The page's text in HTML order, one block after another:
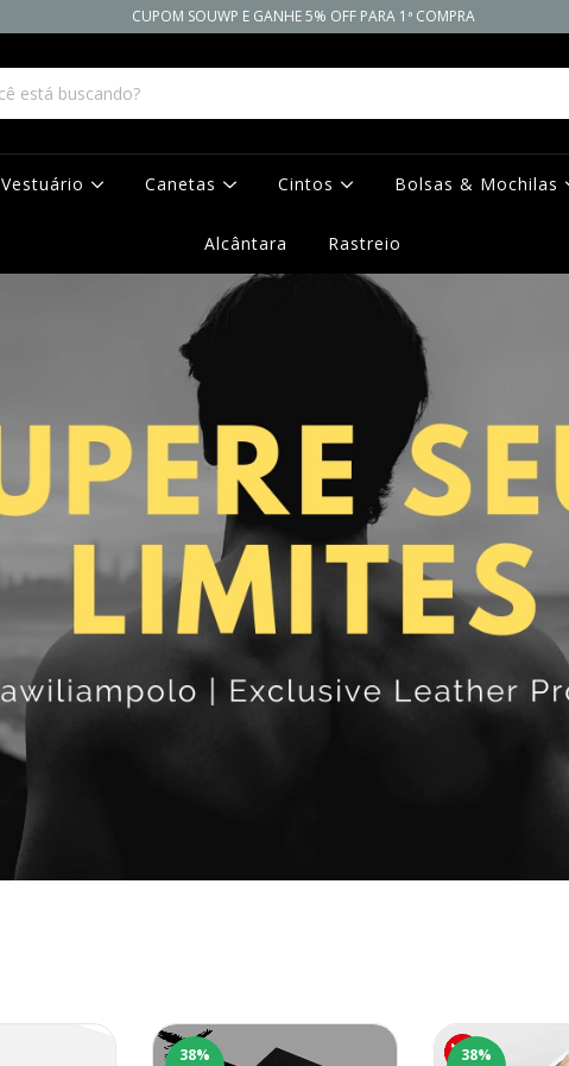
CUPOM SOUWP E GANHE 5% OFF PARA 1ª COMPRA
Vestuário Canetas Cintos Bolsas & Mochilas
Alcântara Rastreio
38%
38%